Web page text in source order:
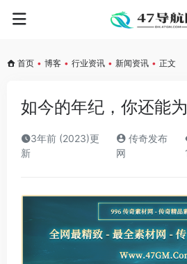
首页 • 博客 • 行业资讯 • 新闻资讯 • 正文
如今的年纪，你还能
3年前 (2023)更
新
传奇发布
网